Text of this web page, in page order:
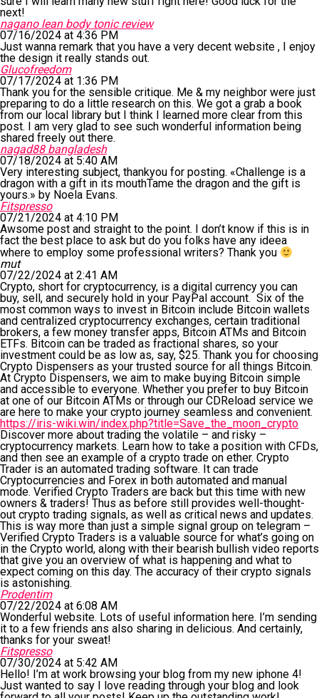
next!
nagano lean body tonic review
07/16/2024 at 4:36 PM
Just wanna remark that you have a very decent website , I enjoy
the design it really stands out.
Glucofreedom
07/17/2024 at 1:36 PM
Thank you for the sensible critique. Me & my neighbor were just
preparing to do a little research on this. We got a grab a book
from our local library but I think I learned more clear from this
post. I am very glad to see such wonderful information being
shared freely out there.
nagad88 bangladesh
07/18/2024 at 5:40 AM
Very interesting subject, thankyou for posting. «Challenge is a
dragon with a gift in its mouthTame the dragon and the gift is
yours.» by Noela Evans.
Fitspresso
07/21/2024 at 4:10 PM
Awsome post and straight to the point. I don’t know if this is in
fact the best place to ask but do you folks have any ideea
where to employ some professional writers? Thank you
mut
07/22/2024 at 2:41 AM
Crypto, short for cryptocurrency, is a digital currency you can
buy, sell, and securely hold in your PayPal account. Six of the
most common ways to invest in Bitcoin include Bitcoin wallets
and centralized cryptocurrency exchanges, certain traditional
brokers, a few money transfer apps, Bitcoin ATMs and Bitcoin
ETFs. Bitcoin can be traded as fractional shares, so your
investment could be as low as, say, $25. Thank you for choosing
Crypto Dispensers as your trusted source for all things Bitcoin.
At Crypto Dispensers, we aim to make buying Bitcoin simple
and accessible to everyone. Whether you prefer to buy Bitcoin
at one of our Bitcoin ATMs or through our CDReload service we
are here to make your crypto journey seamless and convenient.
https://iris-wiki.win/index.php?title=Save_the_moon_crypto
Discover more about trading the volatile – and risky –
cryptocurrency markets. Learn how to take a position with CFDs,
and then see an example of a crypto trade on ether. Crypto
Trader is an automated trading software. It can trade
Cryptocurrencies and Forex in both automated and manual
mode. Verified Crypto Traders are back but this time with new
owners & traders! Thus as before still provides well-thought-
out crypto trading signals, as well as critical news and updates.
This is way more than just a simple signal group on telegram –
Verified Crypto Traders is a valuable source for what’s going on
in the Crypto world, along with their bearish bullish video reports
that give you an overview of what is happening and what to
expect coming on this day. The accuracy of their crypto signals
is astonishing.
Prodentim
07/22/2024 at 6:08 AM
Wonderful website. Lots of useful information here. I’m sending
it to a few friends ans also sharing in delicious. And certainly,
thanks for your sweat!
Fitspresso
07/30/2024 at 5:42 AM
Hello! I’m at work browsing your blog from my new iphone 4!
Just wanted to say I love reading through your blog and look